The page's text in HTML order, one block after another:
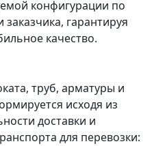
конфигурации по
гарантируя
качество.
труб, арматуры и
исходя из
доставки и
для перевозки: